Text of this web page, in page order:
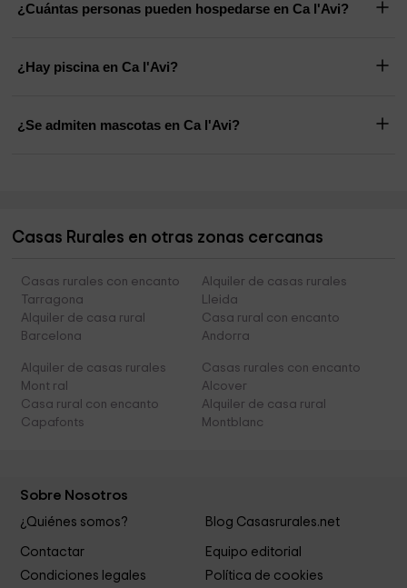
¿Cuántas personas pueden hospedarse en Ca l'Avi?
¿Hay piscina en Ca l'Avi?
¿Se admiten mascotas en Ca l'Avi?
Casas Rurales en otras zonas cercanas
Casas rurales con encanto
Tarragona
Alquiler de casas rurales
Lleida
Alquiler de casa rural
Barcelona
Casa rural con encanto
Andorra
Alquiler de casas rurales
Mont ral
Casas rurales con encanto
Alcover
Casa rural con encanto
Capafonts
Alquiler de casa rural
Montblanc
Sobre Nosotros
¿Quiénes somos? Blog Casasrurales.net
Contactar
Equipo editorial
Condiciones legales
Política de cookies